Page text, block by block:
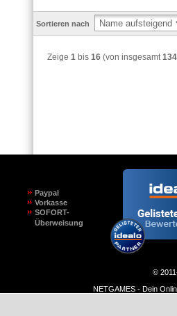
Sortieren nach
Zeige 1 bis 16 (von insgesamt134
Paypal
Vorkasse
SOFORT-
Überweisung
©
NETGAMES - Dein